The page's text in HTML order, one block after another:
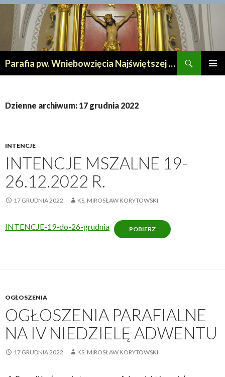
Parafia pw. Wniebowzięcia Najświętszej Maryi Panny w Lipnie
Dzienne archiwum: 17 grudnia 2022
INTENCJE
INTENCJE MSZALNE 19-
26.12.2022 R.
17 GRUDNIA 2022 KS. MIROSŁAW KORYTOWSKI
INTENCJE-19-do-26-grudnia POBIERZ
OGŁOSZENIA
OGŁOSZENIA PARAFIALNE
NA IV NIEDZIELĘ ADWENTU
17 GRUDNIA 2022 KS. MIROSŁAW KORYTOWSKI